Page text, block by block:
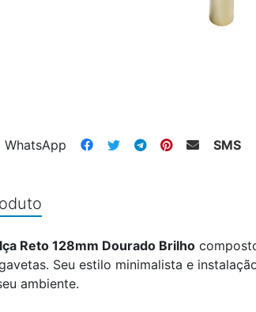
SMS
Reto 128mm Dourado Brilho
Seu estilo minimalista e
ambiente.